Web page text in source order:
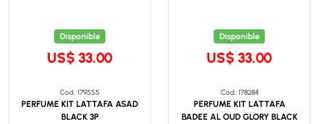
Disponible
US$ 33.00
Cod.: 179555
PERFUME KIT LATTAFA ASAD
BLACK 3P
Disponible
US$ 33.00
Cod.: 178284
PERFUME KIT LATTAFA
BADEE AL OUD GLORY BLACK